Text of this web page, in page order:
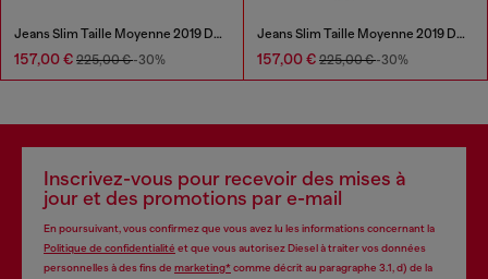
Jeans Slim Taille Moyenne 2019 D-Strukt
157,00 € 225,00 €-30%
Jeans Slim Taille Moyenne 2019 D-Strukt
157,00 € 225,00 €-30%
Inscrivez-vous pour recevoir des mises à
jour et des promotions par e-mail
En poursuivant, vous confirmez que vous avez lu les informations concernant la
Politique de confidentialité et que vous autorisez Diesel à traiter vos données
personnelles à des fins de marketing*comme décrit au paragraphe 3.1, d) de la